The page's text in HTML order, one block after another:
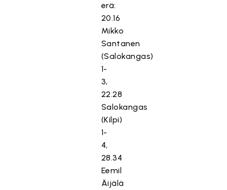
erä:
20.16
Mikko
Santanen
(Salokangas)
1-
3,
22.28
Salokangas
(Kilpi)
1-
4,
28.34
Eemil
Äijälä